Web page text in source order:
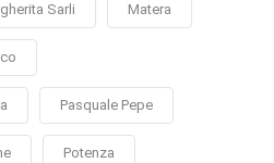
Sarli Matera
Pasquale Pepe
Potenza